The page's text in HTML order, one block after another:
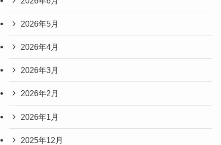
2026年5月
2026年4月
2026年3月
2026年2月
2026年1月
2025年12月